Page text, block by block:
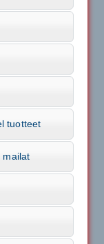
tuotteet
mailat